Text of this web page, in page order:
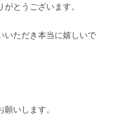
とうございます。
いただき本当に嬉しいで
いします。